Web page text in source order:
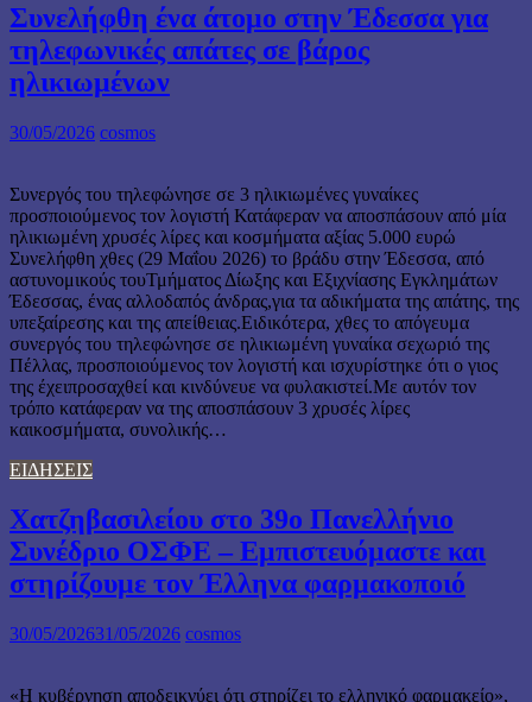
Συνελήφθη ένα άτομο στην Έδεσσα για
τηλεφωνικές απάτες σε βάρος
ηλικιωμένων
30/05/2026 cosmos
Συνεργός του τηλεφώνησε σε 3 ηλικιωμένες γυναίκες
προσποιούμενος τον λογιστή Κατάφεραν να αποσπάσουν από μία
ηλικιωμένη χρυσές λίρες και κοσμήματα αξίας 5.000 ευρώ
Συνελήφθη χθες (29 Μαΐου 2026) το βράδυ στην Έδεσσα, από
αστυνομικούς τουΤμήματος Δίωξης και Εξιχνίασης Εγκλημάτων
Έδεσσας, ένας αλλοδαπός άνδρας,για τα αδικήματα της απάτης, της
υπεξαίρεσης και της απείθειας.Ειδικότερα, χθες το απόγευμα
συνεργός του τηλεφώνησε σε ηλικιωμένη γυναίκα σεχωριό της
Πέλλας, προσποιούμενος τον λογιστή και ισχυρίστηκε ότι ο γιος
της έχειπροσαχθεί και κινδύνευε να φυλακιστεί.Με αυτόν τον
τρόπο κατάφεραν να της αποσπάσουν 3 χρυσές λίρες
καικοσμήματα, συνολικής…
ΕΙΔΗΣΕΙΣ
Χατζηβασιλείου στο 39ο Πανελλήνιο
Συνέδριο ΟΣΦΕ – Εμπιστευόμαστε και
στηρίζουμε τον Έλληνα φαρμακοποιό
30/05/202631/05/2026 cosmos
«Η κυβέρνηση αποδεικνύει ότι στηρίζει το ελληνικό φαρμακείο»,